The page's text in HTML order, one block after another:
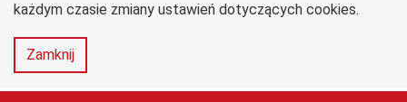
każdym czasie zmiany ustawień dotyczących cookies.
Zamknij